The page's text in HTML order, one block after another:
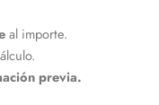
al importe.
previa.